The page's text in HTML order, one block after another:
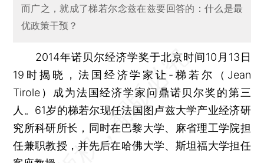
而广之，就成了梯若尔念兹在兹要回答的：什么是最
优政策干预？
2014年诺贝尔经济学奖于北京时间10月13日
19时揭晓，法国经济学家让-梯若尔（Jean
Tirole）成为法国经济学家问鼎诺贝尔奖的第三
人。61岁的梯若尔现任法国图卢兹大学产业经济研
究所科研所长，同时在巴黎大学、麻省理工学院担
任兼职教授，并先后在哈佛大学、斯坦福大学担任